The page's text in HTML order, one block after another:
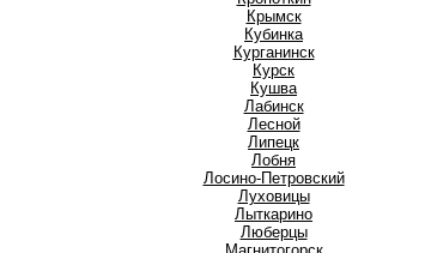
Крымск
Кубинка
Курганинск
Курск
Кушва
Лабинск
Лесной
Липецк
Лобня
Лосино-Петровский
Луховицы
Лыткарино
Люберцы